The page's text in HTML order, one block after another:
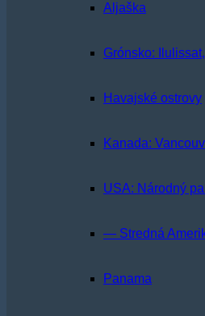
Aljaška
Grónsko:
Havajské ostrovy
Kanada:
USA: Národný
— Stredná
Panama